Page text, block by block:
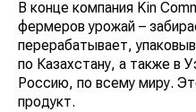
В конце компания Kin
фермеров урожай –
перерабатывает,
по Казахстану, а также в
Россию, по всему миру.
продукт.